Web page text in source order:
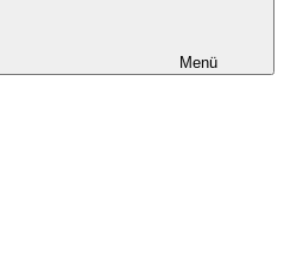
Menü